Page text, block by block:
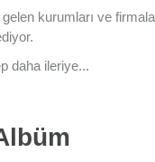
gelen kurumları ve
daha ileriye...